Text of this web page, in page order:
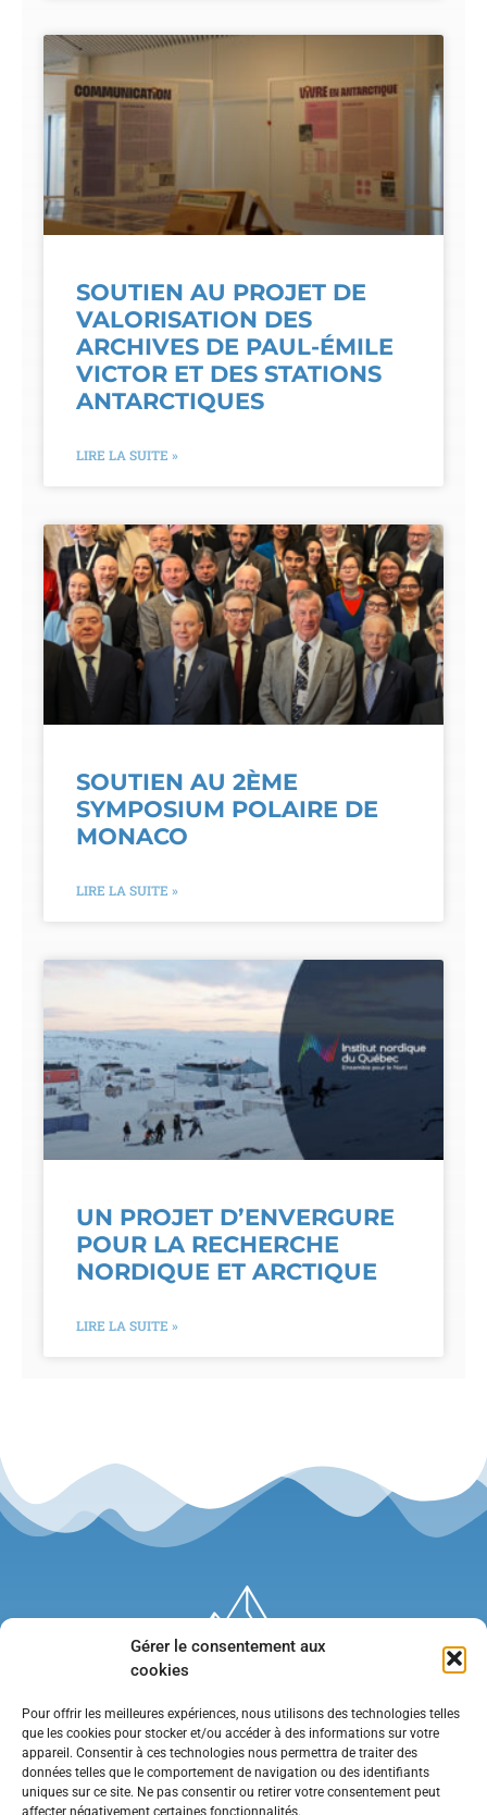
Gérer le consentement aux
cookies
Pour offrir les meilleures expériences, nous utilisons des technologies telles
que les cookies pour stocker et/ou accéder à des informations sur votre
appareil. Consentir à ces technologies nous permettra de traiter des
données telles que le comportement de navigation ou des identifiants
uniques sur ce site. Ne pas consentir ou retirer votre consentement peut
affecter négativement certaines fonctionnalités.
SOUTIEN AU PROJET DE
VALORISATION DES
ARCHIVES DE PAUL-ÉMILE
VICTOR ET DES STATIONS
ANTARCTIQUES
LIRE LA SUITE »
SOUTIEN AU 2ÈME
SYMPOSIUM POLAIRE DE
MONACO
LIRE LA SUITE »
UN PROJET D’ENVERGURE
POUR LA RECHERCHE
NORDIQUE ET ARCTIQUE
LIRE LA SUITE »